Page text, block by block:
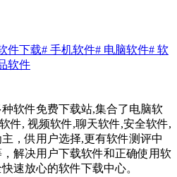
件下载# 手机软件# 电脑软件# 软
软件
软件免费下载站,集合了电脑软
件, 视频软件,聊天软件,安全软件,
，供用户选择,更有软件测评中
解决用户下载软件和正确使用软
速放心的软件下载中心。